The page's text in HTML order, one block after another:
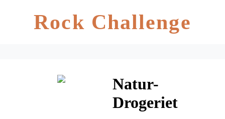
Rock Challenge
Natur-
Drogeriet